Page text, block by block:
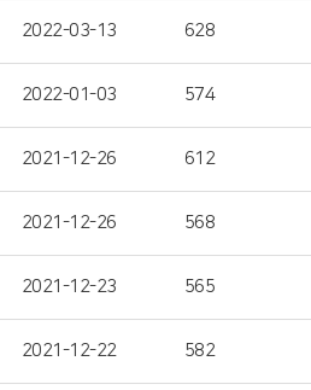
2022-03-13 628
2022-01-03 574
2021-12-26 612
2021-12-26 568
2021-12-23 565
2021-12-22 582